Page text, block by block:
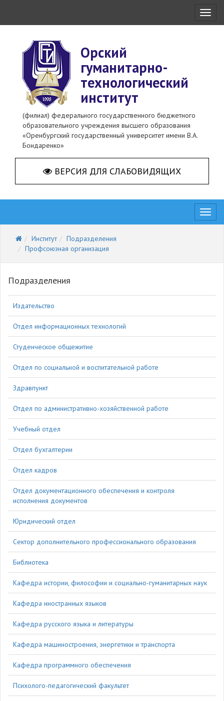
Орский
гуманитарно-
технологический
институт
(филиал) федерального государственного бюджетного
образовательного учреждения высшего образования
«Оренбургский государственный университет имени В.А.
Бондаренко»
ВЕРСИЯ ДЛЯ СЛАБОВИДЯЩИХ
Институт
Подразделения
Профсоюзная организация
Подразделения
Издательство
Отдел информационных технологий
Студенческое общежитие
Отдел по социальной и воспитательной работе
Здравпункт
Отдел по административно-хозяйственной работе
Учебный отдел
Отдел бухгалтерии
Отдел кадров
Отдел документационного обеспечения и контроля
исполнения документов
Юридический отдел
Сектор дополнительного профессионального образования
Библиотека
Кафедра истории, философии и социально-гуманитарных наук
Кафедра иностранных языков
Кафедра русского языка и литературы
Кафедра машиностроения, энергетики и транспорта
Кафедра программного обеспечения
Психолого-педагогический факультет